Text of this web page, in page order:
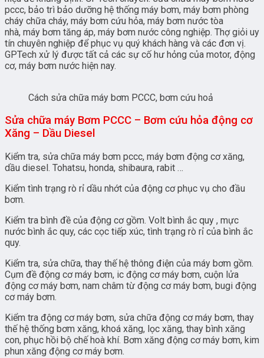
pccc, bảo trì bảo dưỡng hệ thống máy bơm, máy bơm phòng
cháy chữa cháy, máy bơm cứu hỏa, máy bơm nước tòa
nhà, máy bơm tăng áp, máy bơm nước công nghiệp. Thợ giỏi uy
tín chuyên nghiệp để phục vụ quý khách hàng và các đơn vị.
GPTech xử lý được tất cả các sự cố hư hỏng của motor, động
cơ, máy bơm nước hiện nay.
Cách sửa chữa máy bơm PCCC, bơm cứu hoả
Sửa chữa máy Bơm PCCC – Bơm cứu hỏa động cơ
Xăng – Dầu Diesel
Kiểm tra, sửa chữa máy bơm pccc, máy bơm động cơ xăng,
dầu diesel. Tohatsu, honda, shibaura, rabit …
Kiểm tình trạng rò rỉ dầu nhớt của động cơ phục vụ cho đầu
bơm.
Kiểm tra bình đề của động cơ gồm. Volt bình ắc quy , mực
nước bình ắc quy, các cọc tiếp xúc, tình trạng rò rỉ của bình ắc
quy.
Kiểm tra, sửa chữa, thay thế hệ thông điện của máy bơm gồm.
Cụm đề động cơ máy bơm, ic động cơ máy bơm, cuộn lửa
động cơ máy bơm, nam châm từ động cơ máy bơm, bugi động
cơ máy bơm.
Kiểm tra động cơ máy bơm, sửa chữa động cơ máy bơm, thay
thế hệ thống bơm xăng, khoá xăng, lọc xăng, thay bình xăng
con, phục hồi bộ chế hoà khí. Bơm xăng động cơ máy bơm, kim
phun xăng động cơ máy bơm.